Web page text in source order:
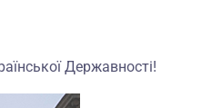
Державності!